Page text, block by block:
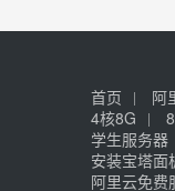
首页 阿
4核8G
学生服务器
安装宝塔面
阿里云免费